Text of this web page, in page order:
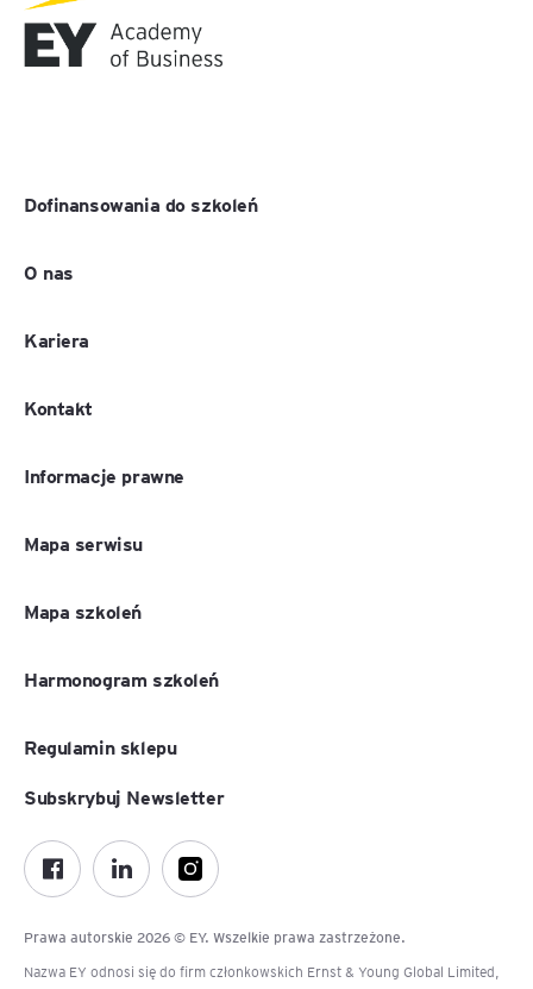
Dofinansowania do szkoleń
O nas
Kariera
Kontakt
Informacje prawne
Mapa serwisu
Mapa szkoleń
Harmonogram szkoleń
Regulamin sklepu
Prawa autorskie 2026 © EY. Wszelkie prawa zastrzeżone.
Nazwa EY odnosi się do firm członkowskich Ernst & Young Global Limited,
Subskrybuj Newsletter